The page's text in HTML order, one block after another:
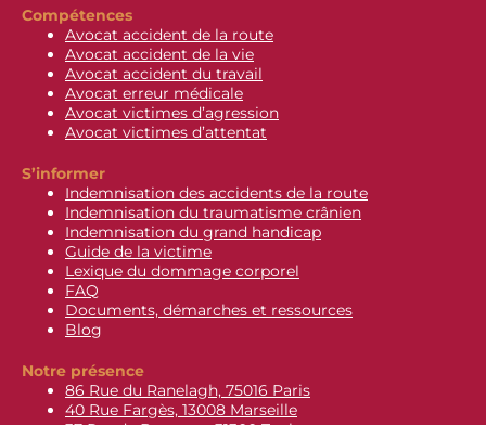
Compétences
Avocat accident de la route
Avocat accident de la vie
Avocat accident du travail
Avocat erreur médicale
Avocat victimes d’agression
Avocat victimes d’attentat
S’informer
Indemnisation des accidents de la route
Indemnisation du traumatisme crânien
Indemnisation du grand handicap
Guide de la victime
Lexique du dommage corporel
FAQ
Documents, démarches et ressources
Blog
Notre présence
86 Rue du Ranelagh, 75016 Paris
40 Rue Fargès, 13008 Marseille